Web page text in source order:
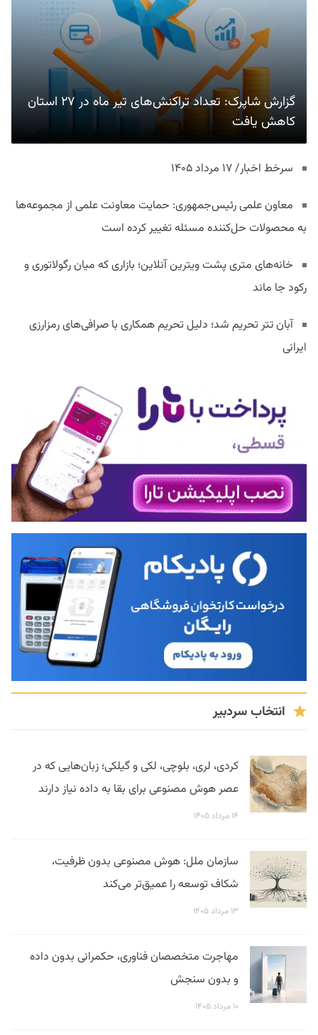
گزارش شاپرک: تعداد تراکنش‌های تیر ماه در ۲۷ استان‌
کاهش یافت
سرخط اخبار/ ۱۷ مرداد ۱۴۰۵
معاون علمی رئیس‌جمهوری: حمایت معاونت علمی از مجموعه‌ها
به محصولات حل‌کننده مسئله تغییر کرده است
خانه‌های متری پشت ویترین آنلاین؛ بازاری که میان رگولاتوری و
رکود جا ماند
آبان تتر تحریم شد؛ دلیل تحریم همکاری با صرافی‌های رمزارزی
ایرانی
انتخاب سردبیر
کردی، لری، بلوچی، لکی و گیلکی؛ زبان‌هایی که در
عصر هوش مصنوعی برای بقا به داده نیاز دارند
۱۴ مرداد ۱۴۰۵
سازمان ملل: هوش مصنوعی بدون ظرفیت،
شکاف توسعه را عمیق‌تر می‌کند
۱۳ مرداد ۱۴۰۵
مهاجرت متخصصان فناوری، حکمرانی بدون داده
و بدون سنجش
۱۰ مرداد ۱۴۰۵